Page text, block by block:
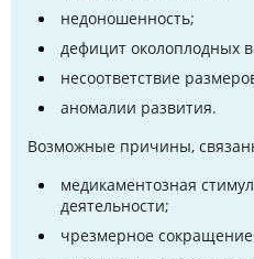
недоношенность;
дефицит околоплодных
несоответствие
аномалии развития.
Возможные причины,
медикаментозная
деятельности;
чрезмерное